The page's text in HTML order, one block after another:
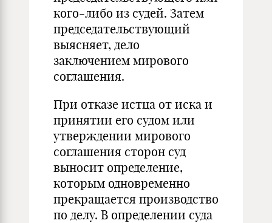
кого-либо из судей. Затем
председательствующий
выясняет, дело
заключением мирового
соглашения.
При отказе истца от иска и
принятии его судом или
утверждении мирового
соглашения сторон суд
выносит определение,
которым одновременно
прекращается производство
по делу. В определении суда